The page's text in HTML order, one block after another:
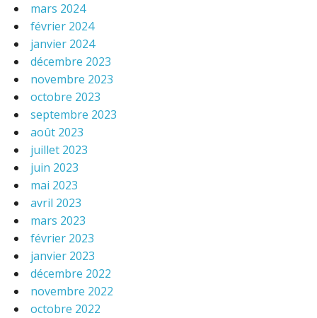
mars 2024
février 2024
janvier 2024
décembre 2023
novembre 2023
octobre 2023
septembre 2023
août 2023
juillet 2023
juin 2023
mai 2023
avril 2023
mars 2023
février 2023
janvier 2023
décembre 2022
novembre 2022
octobre 2022